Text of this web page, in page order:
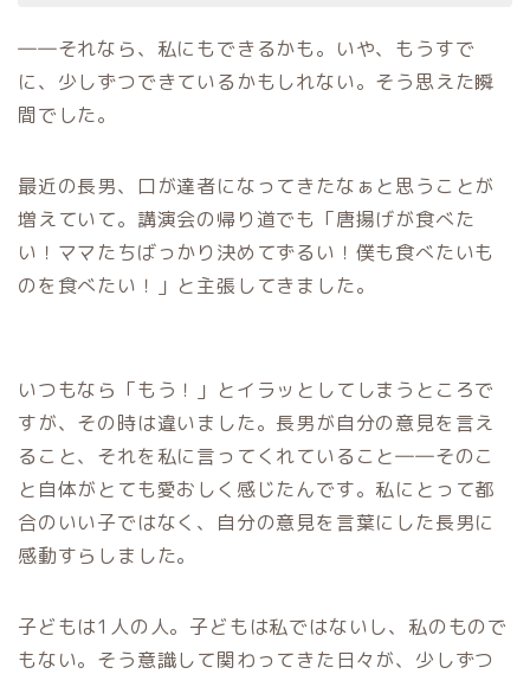
――それなら、私にもできるかも。いや、もうすで
に、少しずつできているかもしれない。そう思えた瞬
間でした。
最近の長男、口が達者になってきたなぁと思うことが
増えていて。講演会の帰り道でも「唐揚げが食べた
い！ママたちばっかり決めてずるい！僕も食べたいも
のを食べたい！」と主張してきました。
いつもなら「もう！」とイラッとしてしまうところで
すが、その時は違いました。長男が自分の意見を言え
ること、それを私に言ってくれていること――そのこ
と自体がとても愛おしく感じたんです。私にとって都
合のいい子ではなく、自分の意見を言葉にした長男に
感動すらしました。
子どもは1人の人。子どもは私ではないし、私のもので
もない。そう意識して関わってきた日々が、少しずつ